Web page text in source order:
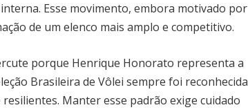
Esse movimento, embora motivado por
de um elenco mais amplo e competitivo.
porque Henrique Honorato representa a
Brasileira de Vôlei sempre foi reconhecida
Manter esse padrão exige cuidado